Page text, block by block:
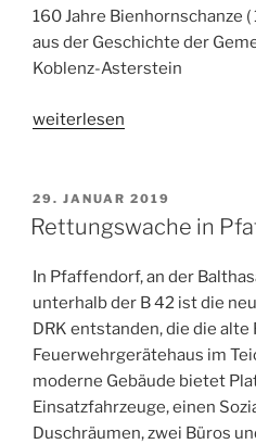
160 Jahre Bienhornschanze (
aus der Geschichte der
Koblenz-Asterstein
„160
weiterlesen
VERÖFFENTLICHT
AM
29. JANUAR 2019
Rettungswache in
In Pfaffendorf, an der
unterhalb der B 42 ist die
DRK entstanden, die die
Feuerwehrgerätehaus im
moderne Gebäude bietet
Einsatzfahrzeuge, einen
Duschräumen, zwei Büros